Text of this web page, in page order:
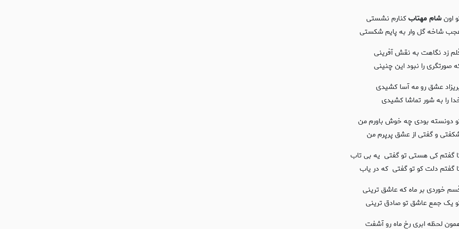
اونشام مهتابكنارم نشستی
شاخه گل ‌وار به پايم شكستی
زد نگاهت به نقش‌ آفرينی
صورتگری را نبود اين ‌چنينی
عشق رو مه ‌آسا كشيدی
را به شور تماشا كشيدی
دونسته بودی چه خوش ‌باورم من
و گفتی از عشق پرپرم من
گفتم كی هستی تو گفتی يه بی ‌تاب
گفتم دلت كو تو گفتی كه در ياب
خوردی بر ماه كه عاشق‌‌ ترينی
يک جمع عاشق تو صادق ‌ترينی
لحظه ابری رخ ماه رو آشفت